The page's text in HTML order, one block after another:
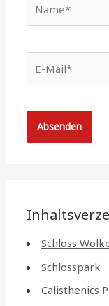
Mail*
Schloss
Schlosspark
Calisthenics